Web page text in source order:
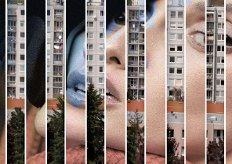
Vše o ČT